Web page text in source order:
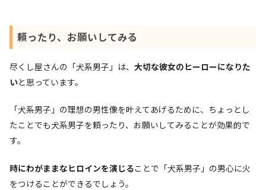
頼ったり、お願いしてみる
尽くし屋さんの「犬系男子」は、 大切な彼女のヒーローになりた
いと思っています。
「犬系男子」の理想の男性像を叶えてあげるために、ちょっとし
たことでも犬系男子を頼ったり、お願いしてみることが効果的で
す。
時にわがままなヒロインを演じることで「犬系男子」の男心に火
をつけることができるでしょう。